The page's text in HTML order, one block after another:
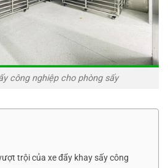
công nghiệp cho phòng sấy
trội của xe đẩy khay sấy công